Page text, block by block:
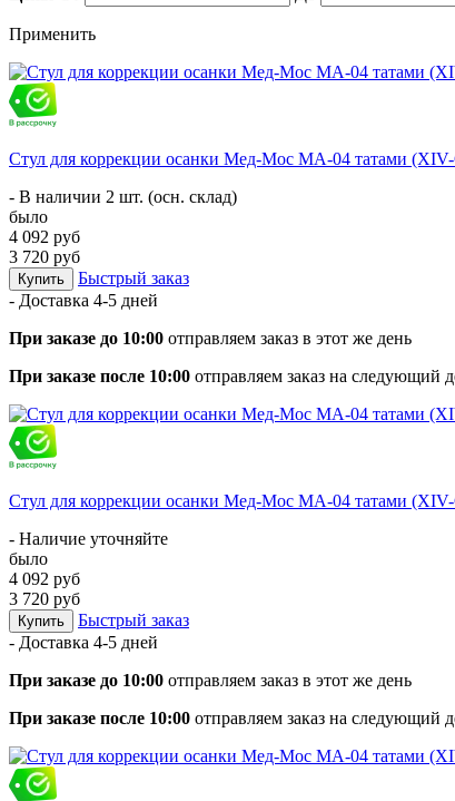
Применить
Стул для коррекции осанки Мед-Мос МА-04 татами
- В наличии 2 шт. (осн. склад)
было
4 092 руб
3 720 руб
Купить
Быстрый заказ
- Доставка 4-5 дней
При заказе до 10:00 отправляем заказ в этот же день
При заказе после 10:00 отправляем заказ на следующий
Стул для коррекции осанки Мед-Мос МА-04 татами
- Наличие уточняйте
было
4 092 руб
3 720 руб
Купить
Быстрый заказ
- Доставка 4-5 дней
При заказе до 10:00 отправляем заказ в этот же день
При заказе после 10:00 отправляем заказ на следующий